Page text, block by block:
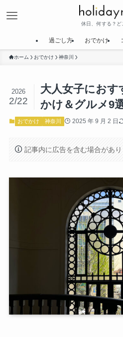
休日、何する？ど
過ごし方 おでかけ
ホーム おでかけ 神奈川
大人女子にお
かけ＆グルメ9
2026
2/22
おでかけ 神奈川 2025 年 9 月 2 日
記事内に広告を含む場合があり